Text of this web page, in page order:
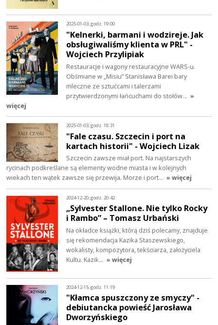
2025-01-03, godz. 19:00
"Kelnerki, barmani i wodzireje. Jak
obsługiwaliśmy klienta w PRL" -
Wojciech Przylipiak
Restauracje i wagony restauracyjne WARS-u.
Obśmiane w „Misiu” Stanisława Barei bary
mleczne ze sztućcami i talerzami
przytwierdzonymi łańcuchami do stołów… »
więcej
2025-01-03, godz. 18:31
"Fale czasu. Szczecin i port na
kartach historii" - Wojciech Lizak
Szczecin zawsze miał port. Na najstarszych
rycinach podkreślane są elementy wodne miasta i w kolejnych
wiekach ten wątek zawsze się przewija. Morze i port… » więcej
2024-12-20, godz. 20:42
„Sylvester Stallone. Nie tylko Rocky
i Rambo” – Tomasz Urbański
Na okładce książki, którą dziś polecamy, znajduje
się rekomendacja Kazika Staszewskiego,
wokalisty, kompozytora, tekściarza, założyciela
Kultu. Kazik… » więcej
2024-12-15, godz. 11:19
"Kłamca spuszczony ze smyczy" -
debiutancka powieść Jarosława
Dworzyńskiego